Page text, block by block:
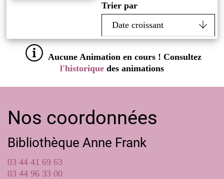
Trier par
Aucune Animation en cours ! Consultez
l'historique des animations
Nos coordonnées
Bibliothèque Anne Frank
03 44 41 69 63
03 44 96 33 00